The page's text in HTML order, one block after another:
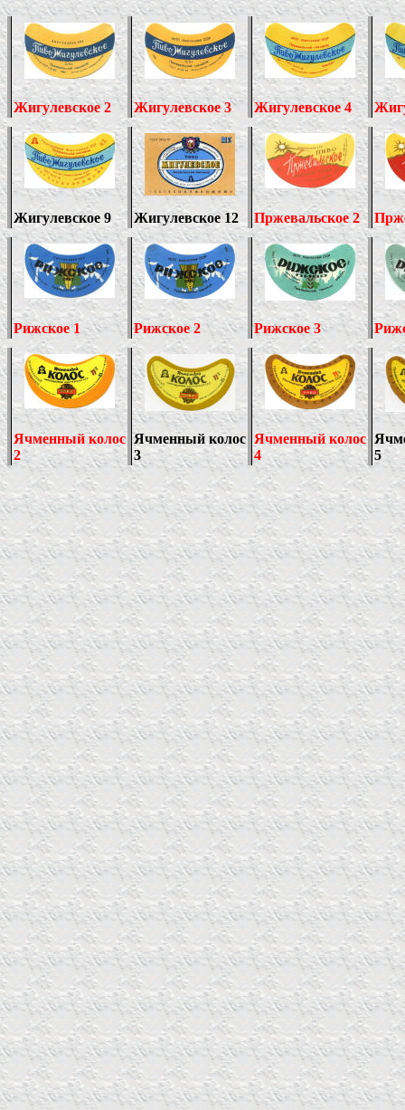
Жигулевское2 Жигулевское3 Жигулевское 4
Жигулевское 9 Жигулевское 12 Пржевальское2
Рижское1 Рижское 2 Рижское 3
Ячменный колос
2
Ячменный колос
3
Ячменный колос
4
5